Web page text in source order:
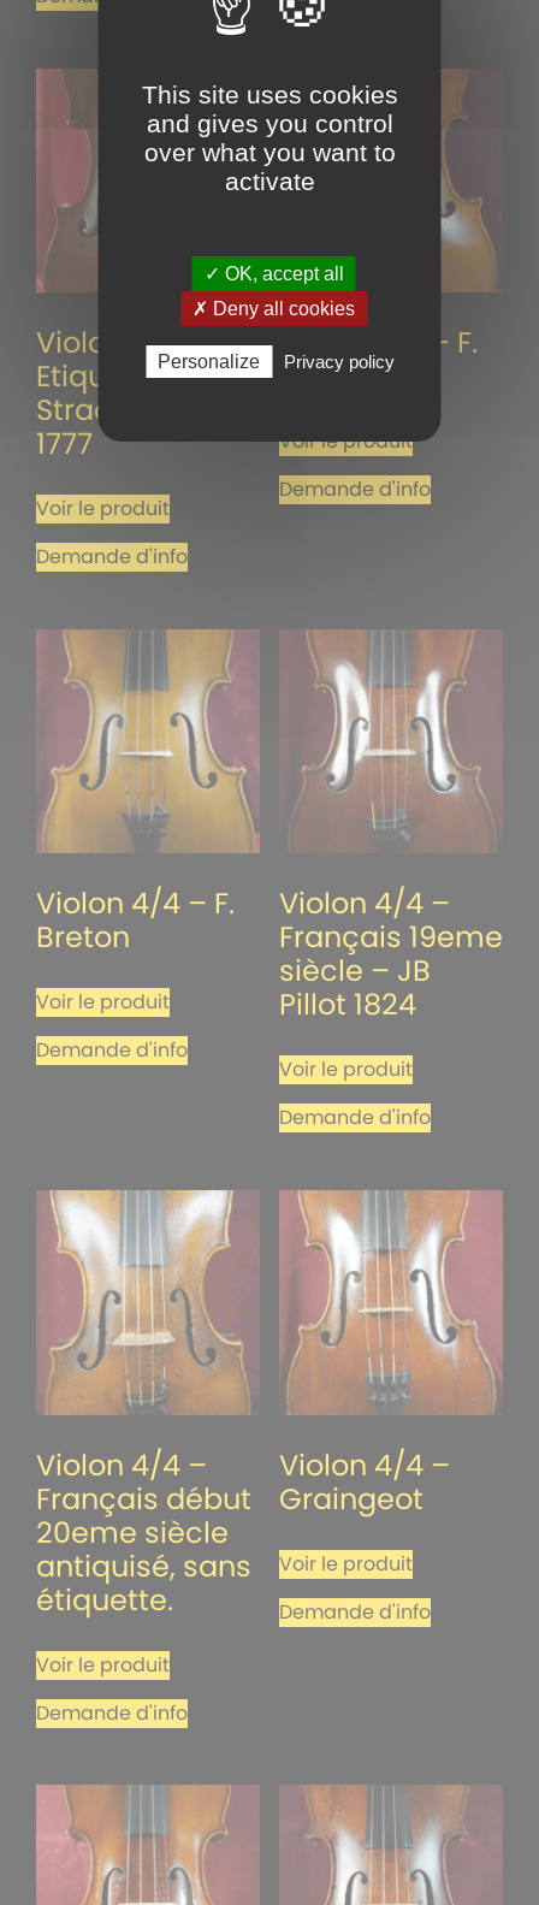
Violon 4/4 –
Etiquette
Stradivarius
1777
Voir le produit
Demande d'info
Violon 4/4 – F.
Breton
Voir le produit
Demande d'info
Violon 4/4 – F.
Breton
Voir le produit
Demande d'info
Violon 4/4 –
Français 19eme
siècle – JB
Pillot 1824
Voir le produit
Demande d'info
Violon 4/4 –
Français début
20eme siècle
antiquisé, sans
étiquette.
Voir le produit
Demande d'info
Violon 4/4 –
Graingeot
Voir le produit
Demande d'info
This site uses cookies
and gives you control
over what you want to
activate
✓ OK, accept all
✗ Deny all cookies
Personalize Privacy policy